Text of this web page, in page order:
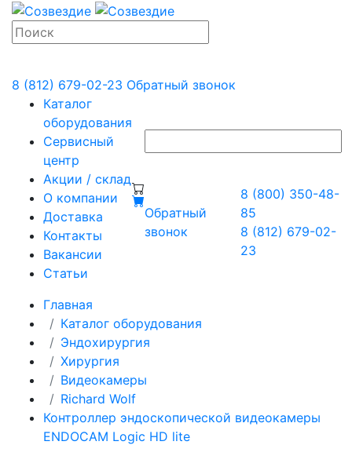
8 (812) 679-02-23 Обратный звонок
Каталог
оборудования
Сервисный
центр
Акции / склад
О компании
Доставка
Контакты
Вакансии
Статьи
Обратный
звонок
8 (800) 350-48-
85
8 (812) 679-02-
23
Главная
Каталог оборудования
Эндохирургия
Хирургия
Видеокамеры
Richard Wolf
Контроллер эндоскопической видеокамеры
ENDOCAM Logic HD lite